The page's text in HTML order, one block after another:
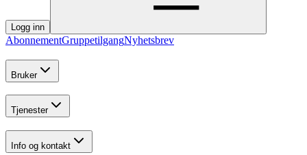
Logg inn
AbonnementGruppetilgangNyhetsbrev
Bruker
Tjenester
Info og kontakt